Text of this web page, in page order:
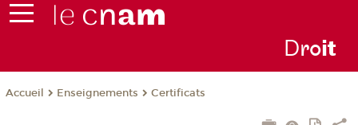
Droit
Accueil Enseignements Certificats